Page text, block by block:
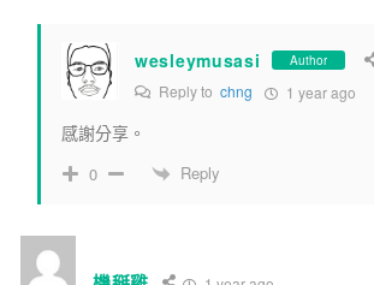
wesleymusasi Author
Reply to chng 1 year ago
感謝分享。
0 Reply